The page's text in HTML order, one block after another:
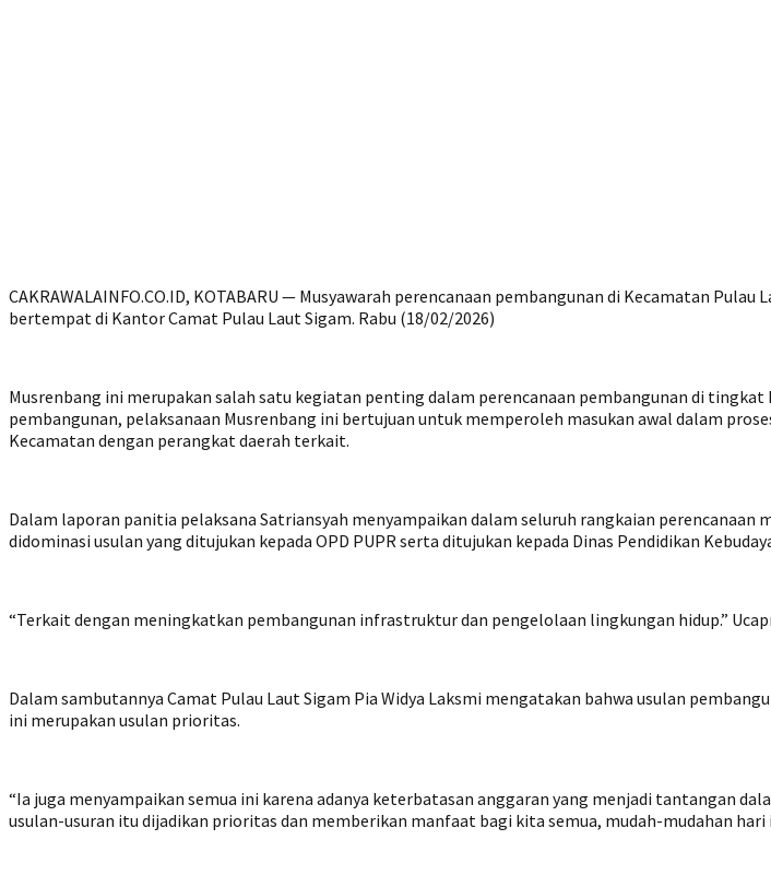
CAKRAWALAINFO.CO.ID, KOTABARU — Musyawarah perencanaan pembangunan di Kecamatan
bertempat di Kantor Camat Pulau Laut Sigam. Rabu (18/02/2026)
‎Musrenbang ini merupakan salah satu kegiatan penting dalam perencanaan pembangunan di
pembangunan, pelaksanaan Musrenbang ini bertujuan untuk memperoleh masukan awal dalam
Kecamatan dengan perangkat daerah terkait.
‎Dalam laporan panitia pelaksana Satriansyah menyampaikan dalam seluruh rangkaian perencanaan
didominasi usulan yang ditujukan kepada OPD PUPR serta ditujukan kepada Dinas Pendidikan
“Terkait dengan meningkatkan pembangunan infrastruktur dan pengelolaan lingkungan hidup.”
Dalam sambutannya Camat Pulau Laut Sigam Pia Widya Laksmi mengatakan bahwa usulan
ini merupakan usulan prioritas.
“Ia juga menyampaikan semua ini karena adanya keterbatasan anggaran yang menjadi tantangan
usulan-usuran itu dijadikan prioritas dan memberikan manfaat bagi kita semua, mudah-mudahan hari